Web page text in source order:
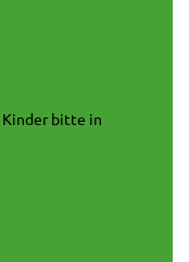
Kinder bitte in